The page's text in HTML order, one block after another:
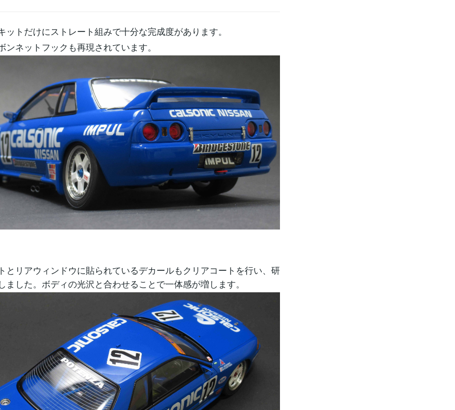
ットだけにストレート組みで十分な完成度があります。
ンネットフックも再現されています。
とリアウィンドウに貼られているデカールもクリアコートを行い、研
ました。ボディの光沢と合わせることで一体感が増します。